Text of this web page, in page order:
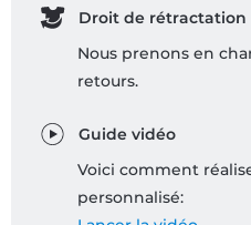
Droit de rétractation
Nous prenons en
retours.
Guide vidéo
Voici comment
personnalisé: